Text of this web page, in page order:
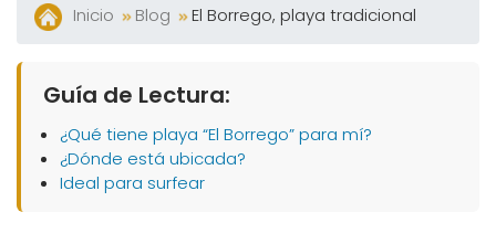
Inicio Blog El Borrego, playa tradicional
Guía de Lectura:
¿Qué tiene playa “El Borrego” para mí?
¿Dónde está ubicada?
Ideal para surfear